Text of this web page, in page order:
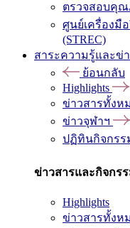
ตรวจสอบคุ
ศูนย์เครื่องมื
(STREC)
สาระความรู้และข่
ย้อนกลับ
Highlights
ข่าวสารทั้งห
ข่าวจุฬาฯ
ปฏิทินกิจกรร
ข่าวสารและกิจกร
Highlights
ข่าวสารทั้งห